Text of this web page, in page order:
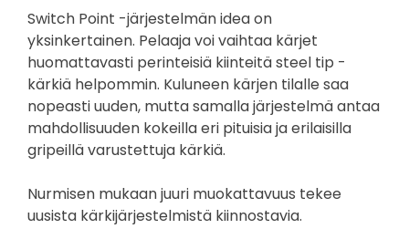
Switch Point -järjestelmän idea on
yksinkertainen. Pelaaja voi vaihtaa kärjet
huomattavasti perinteisiä kiinteitä steel tip -
kärkiä helpommin. Kuluneen kärjen tilalle saa
nopeasti uuden, mutta samalla järjestelmä antaa
mahdollisuuden kokeilla eri pituisia ja erilaisilla
gripeillä varustettuja kärkiä.
Nurmisen mukaan juuri muokattavuus tekee
uusista kärkijärjestelmistä kiinnostavia.